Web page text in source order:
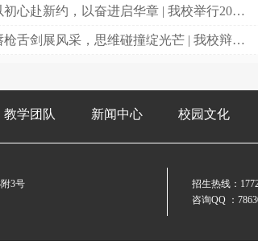
以初心赴新约，以奋进启华章 | 我校举行2025—2026学年第二学期开学典礼
唇枪舌剑展风采，思维碰撞绽光芒 | 我校辩论赛聚焦短视频影响
教学团队 新闻中心 校园文化
3号
招生热线：
咨询QQ ：